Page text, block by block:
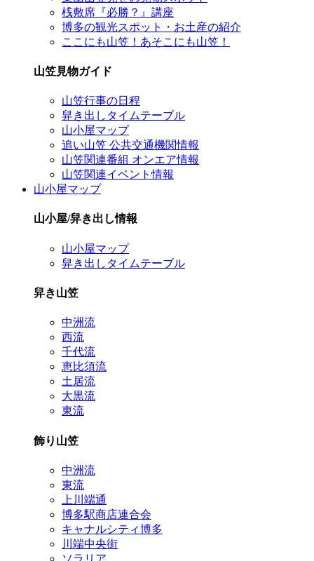
桟敷席『必勝？』講座
博多の観光スポット・お土産の紹介
ここにも山笠！あそこにも山笠！
山笠見物ガイド
山笠行事の日程
舁き出しタイムテーブル
山小屋マップ
追い山笠 公共交通機関情報
山笠関連番組 オンエア情報
山笠関連イベント情報
山小屋マップ
山小屋/舁き出し情報
山小屋マップ
舁き出しタイムテーブル
舁き山笠
中洲流
西流
千代流
恵比須流
土居流
大黒流
東流
飾り山笠
中洲流
東流
上川端通
博多駅商店連合会
キャナルシティ博多
川端中央街
ソラリア